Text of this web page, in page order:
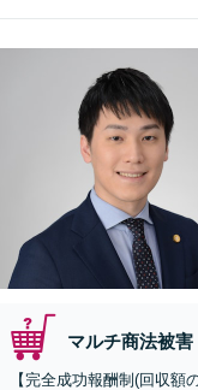
マルチ商法被害
【完全成功報酬制(回収額